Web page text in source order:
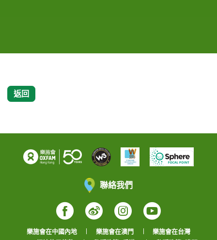
返回
聯絡我們
Facebook
WeiboInstagram
YouTube
樂施會在中國內地 樂施會在澳門
樂施會在台灣